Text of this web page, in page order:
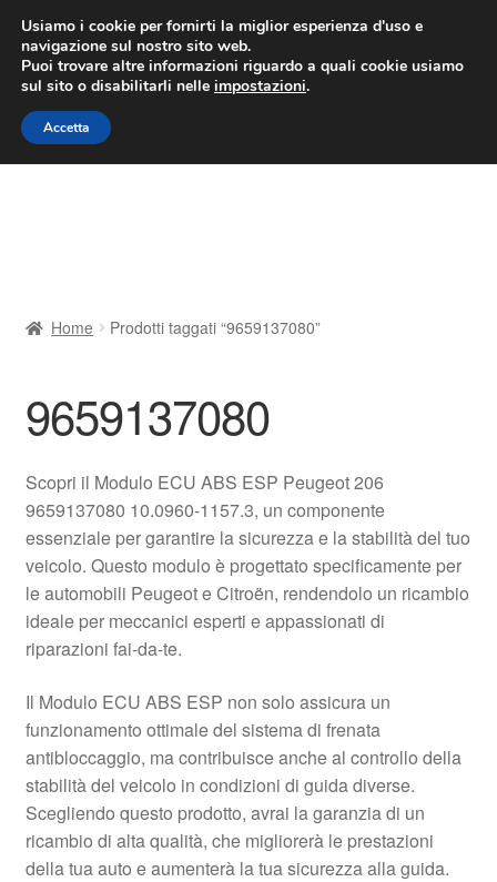
CONSEGNA da 7 EUR
Lun-Ven 9:00 - 16:00/800 580 290
Vai
alla
navigazione
Vai
al
contenuto
Contatto
Il mio account
Pagamenti
Politica sulla riservatezza
Procedura di Reclamo
Registratore di cassa
Rimostranza
Spedizione in tutto il mondo
Home Prodotti taggati “9659137080”
9659137080
Scopri il Modulo ECU ABS ESP Peugeot 206
9659137080 10.0960-1157.3, un componente
essenziale per garantire la sicurezza e la stabilità del tuo
veicolo. Questo modulo è progettato specificamente per
le automobili Peugeot e Citroën, rendendolo un ricambio
ideale per meccanici esperti e appassionati di
riparazioni fai-da-te.
Il Modulo ECU ABS ESP non solo assicura un
funzionamento ottimale del sistema di frenata
antibloccaggio, ma contribuisce anche al controllo della
stabilità del veicolo in condizioni di guida diverse.
Scegliendo questo prodotto, avrai la garanzia di un
ricambio di alta qualità, che migliorerà le prestazioni
della tua auto e aumenterà la tua sicurezza alla guida.
Usiamo i cookie per fornirti la miglior esperienza d'uso e
navigazione sul nostro sito web.
Puoi trovare altre informazioni riguardo a quali cookie usiamo
sul sito o disabilitarli nelle impostazioni.
Accetta